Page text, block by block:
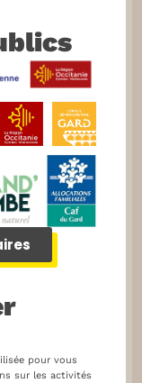
pour vous
sur les activités